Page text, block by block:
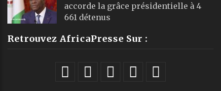
accorde la grâce présidentielle à 4
661 détenus
Retrouvez AfricaPresse Sur :